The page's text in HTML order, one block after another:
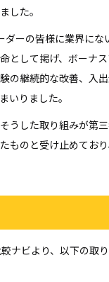
した。
ダーの皆様に業界にな
として掲げ、ボーナ
の継続的な改善、入
いりました。
うした取り組みが第
ものと受け止めてお
ナビより、以下の取